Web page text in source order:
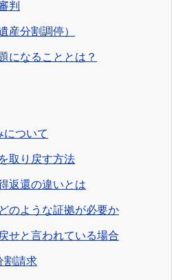
判
産分割調停）
になることとは？
について
取り戻す方法
返還の違いとは
のような証拠が必要か
せと言われている場合
割請求